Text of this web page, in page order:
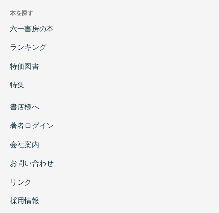
本を探す
六一書房の本
ランキング
特価図書
特集
書店様へ
著者ログイン
会社案内
お問い合わせ
リンク
採用情報